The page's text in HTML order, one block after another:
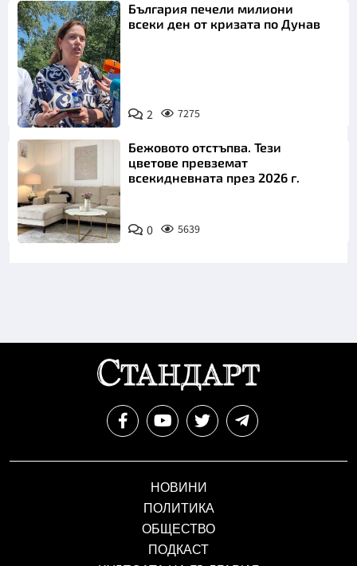
Снимка: БТА
България печели милиони
всеки ден от кризата по Дунав
2 7275
Бежовото отстъпва. Тези
цветове превземат
всекидневната през 2026 г.
0 5639
НОВИНИ
ПОЛИТИКА
ОБЩЕСТВО
ПОДКАСТ